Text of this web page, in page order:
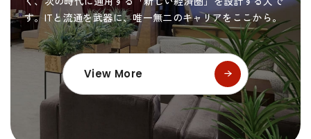
す。ITと流通を武器に、唯一無二のキャリアをここから。
View More